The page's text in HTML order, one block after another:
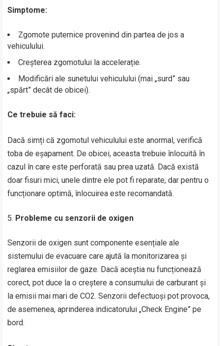
Simptome:
Zgomote puternice provenind din partea de jos a
vehiculului.
Creșterea zgomotului la accelerație.
Modificări ale sunetului vehiculului (mai „surd” sau
„spărt” decât de obicei).
Ce trebuie să faci:
Dacă simți că zgomotul vehiculului este anormal, verifică
toba de eșapament. De obicei, aceasta trebuie înlocuită în
cazul în care este perforată sau prea uzată. Dacă există
doar fisuri mici, unele dintre ele pot fi reparate, dar pentru o
funcționare optimă, înlocuirea este recomandată.
Probleme cu senzorii de oxigen
Senzorii de oxigen sunt componente esențiale ale
sistemului de evacuare care ajută la monitorizarea și
reglarea emisiilor de gaze. Dacă aceștia nu funcționează
corect, pot duce la o creștere a consumului de carburant și
la emisii mai mari de CO2. Senzorii defectuoși pot provoca,
de asemenea, aprinderea indicatorului „Check Engine” pe
bord.